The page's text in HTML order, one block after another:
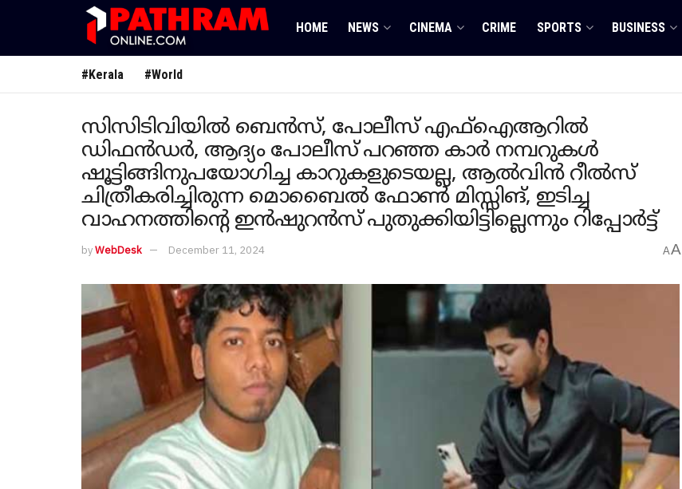
HOME NEWS CINEMA CRIME SPORTS BUSINESS
#Kerala #World
സിസിടിവിയിൽ ബെൻസ്, പോലീസ് എഫ്ഐആറിൽ
ഡിഫൻഡർ, ആദ്യം പോലീസ് പറഞ്ഞ കാർ നമ്പറുകൾ
ഷൂട്ടിങ്ങിനുപയോ​ഗിച്ച കാറുകളുടെയല്ല, ആൽവിൻ റീൽസ്
ചിത്രീകരിച്ചിരുന്ന മൊബൈൽ ഫോൺ മിസ്സിങ്, ഇടിച്ച
വാഹനത്തിന്റെ ഇൻഷുറൻസ് പുതുക്കിയിട്ടില്ലെന്നും റിപ്പോർട്ട്
byWebDesk December 11, 2024 AA